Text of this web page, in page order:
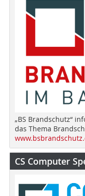
„BS Brandschutz“
das Thema
CS Computer